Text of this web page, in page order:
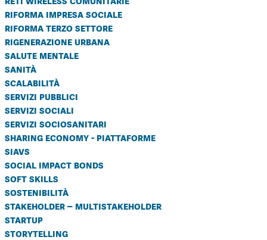
riforma impresa sociale
riforma terzo settore
rigenerazione urbana
salute mentale
sanità
scalabilità
servizi pubblici
servizi sociali
servizi sociosanitari
sharing economy - piattaforme
siavs
social impact bonds
soft skills
sostenibilità
stakeholder – multistakeholder
startup
storytelling